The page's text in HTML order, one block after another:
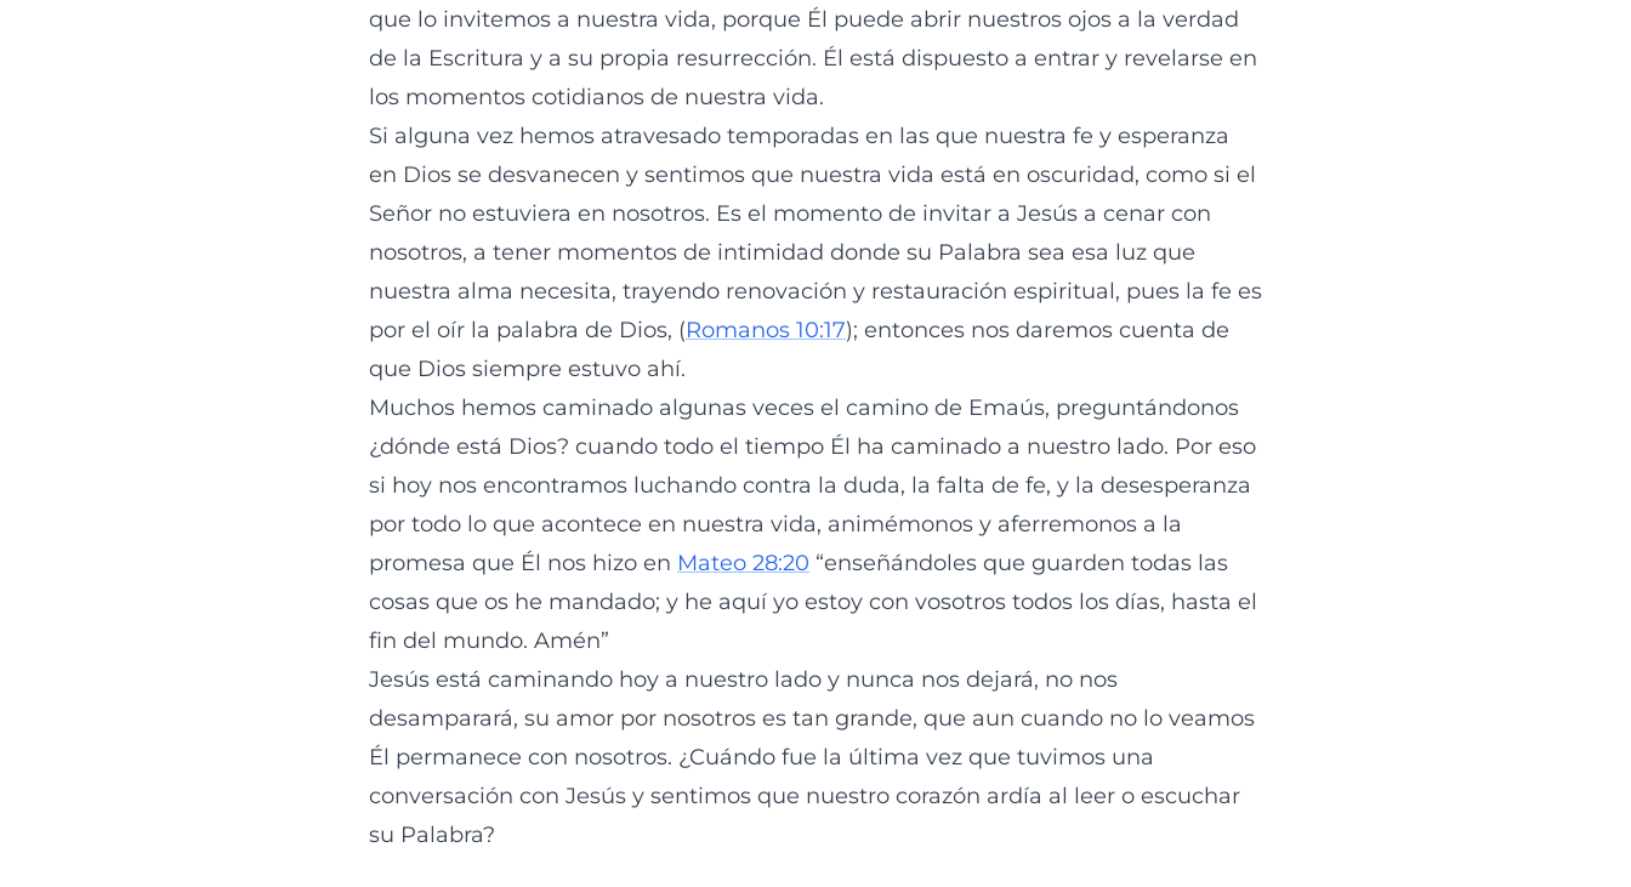
que lo invitemos a nuestra vida, porque Él puede abrir nuestros ojos a la verdad
de la Escritura y a su propia resurrección. Él está dispuesto a entrar y revelarse en
los momentos cotidianos de nuestra vida.
Si alguna vez hemos atravesado temporadas en las que nuestra fe y esperanza
en Dios se desvanecen y sentimos que nuestra vida está en oscuridad, como si el
Señor no estuviera en nosotros. Es el momento de invitar a Jesús a cenar con
nosotros, a tener momentos de intimidad donde su Palabra sea esa luz que
nuestra alma necesita, trayendo renovación y restauración espiritual, pues la fe es
por el oír la palabra de Dios, (Romanos 10:17); entonces nos daremos cuenta de
que Dios siempre estuvo ahí.
Muchos hemos caminado algunas veces el camino de Emaús, preguntándonos
¿dónde está Dios? cuando todo el tiempo Él ha caminado a nuestro lado. Por eso
si hoy nos encontramos luchando contra la duda, la falta de fe, y la desesperanza
por todo lo que acontece en nuestra vida, animémonos y aferremonos a la
promesa que Él nos hizo en Mateo 28:20 “enseñándoles que guarden todas las
cosas que os he mandado; y he aquí yo estoy con vosotros todos los días, hasta el
fin del mundo. Amén”
Jesús está caminando hoy a nuestro lado y nunca nos dejará, no nos
desamparará, su amor por nosotros es tan grande, que aun cuando no lo veamos
Él permanece con nosotros. ¿Cuándo fue la última vez que tuvimos una
conversación con Jesús y sentimos que nuestro corazón ardía al leer o escuchar
su Palabra?